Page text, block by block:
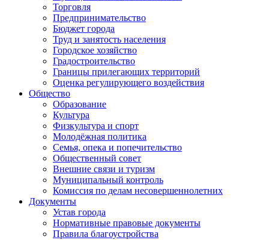
Торговля
Предпринимательство
Бюджет города
Труд и занятость населения
Городское хозяйство
Градостроительство
Границы прилегающих территорий
Оценка регулирующего воздействия
Общество
Образование
Культура
Физкультура и спорт
Молодёжная политика
Семья, опека и попечительство
Общественный совет
Внешние связи и туризм
Муниципальный контроль
Комиссия по делам несовершеннолетних
Документы
Устав города
Нормативные правовые документы
Правила благоустройства